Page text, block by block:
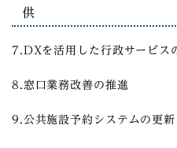
供
7.DXを活用した行政サービス
8.窓口業務改善の推進
9.公共施設予約システムの更新